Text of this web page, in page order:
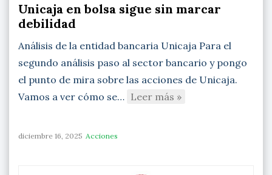
Unicaja en bolsa sigue sin marcar
debilidad
Análisis de la entidad bancaria Unicaja Para el
segundo análisis paso al sector bancario y pongo
el punto de mira sobre las acciones de Unicaja.
Vamos a ver cómo se… Leer más »
diciembre 16, 2025 Acciones